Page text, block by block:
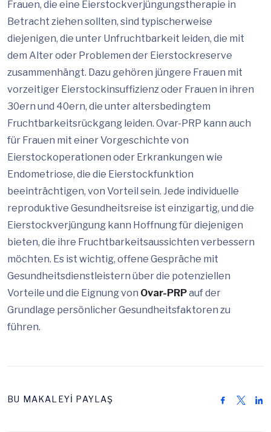
Frauen, die eine Eierstockverjüngungstherapie in
Betracht ziehen sollten, sind typischerweise
diejenigen, die unter Unfruchtbarkeit leiden, die mit
dem Alter oder Problemen der Eierstockreserve
zusammenhängt. Dazu gehören jüngere Frauen mit
vorzeitiger Eierstockinsuffizienz oder Frauen in ihren
30ern und 40ern, die unter altersbedingtem
Fruchtbarkeitsrückgang leiden. Ovar-PRP kann auch
für Frauen mit einer Vorgeschichte von
Eierstockoperationen oder Erkrankungen wie
Endometriose, die die Eierstockfunktion
beeinträchtigen, von Vorteil sein. Jede individuelle
reproduktive Gesundheitsreise ist einzigartig, und die
Eierstockverjüngung kann Hoffnung für diejenigen
bieten, die ihre Fruchtbarkeitsaussichten verbessern
möchten. Es ist wichtig, offene Gespräche mit
Gesundheitsdienstleistern über die potenziellen
Vorteile und die Eignung von Ovar-PRPauf der
Grundlage persönlicher Gesundheitsfaktoren zu
führen.
BU MAKALEYİ PAYLAŞ